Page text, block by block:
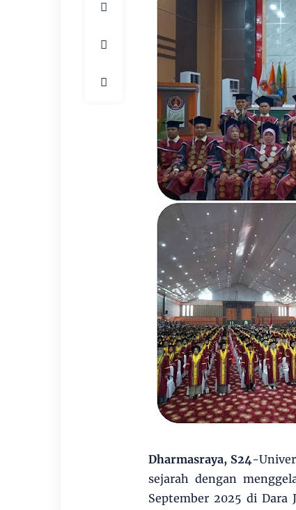
Dharmasraya, S24-
sejarah dengan
September 2025 di Dara